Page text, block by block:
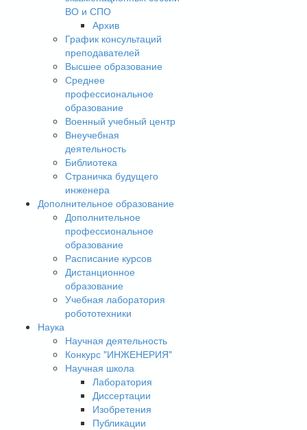
ВО и СПО
Архив
График консультаций
преподавателей
Высшее образование
Среднее
профессиональное
образование
Военный учебный центр
Внеучебная
деятельность
Библиотека
Страничка будущего
инженера
Дополнительное образование
Дополнительное
профессиональное
образование
Расписание курсов
Дистанционное
образование
Учебная лаборатория
робототехники
Наука
Научная деятельность
Конкурс "ИНЖЕНЕРИЯ"
Научная школа
Лаборатория
Диссертации
Изобретения
Публикации